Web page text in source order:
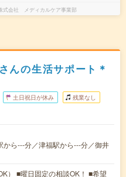
式会社 メディカルケア事業部
んの生活サポート＊
土日祝日が休み 残業なし
から---分／津福駅から---分／御井
） ■曜日固定の相談OK！ ■希望